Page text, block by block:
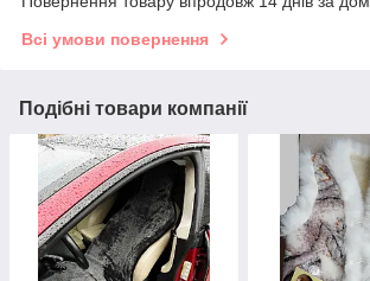
Всі умови повернення
Подібні товари компанії